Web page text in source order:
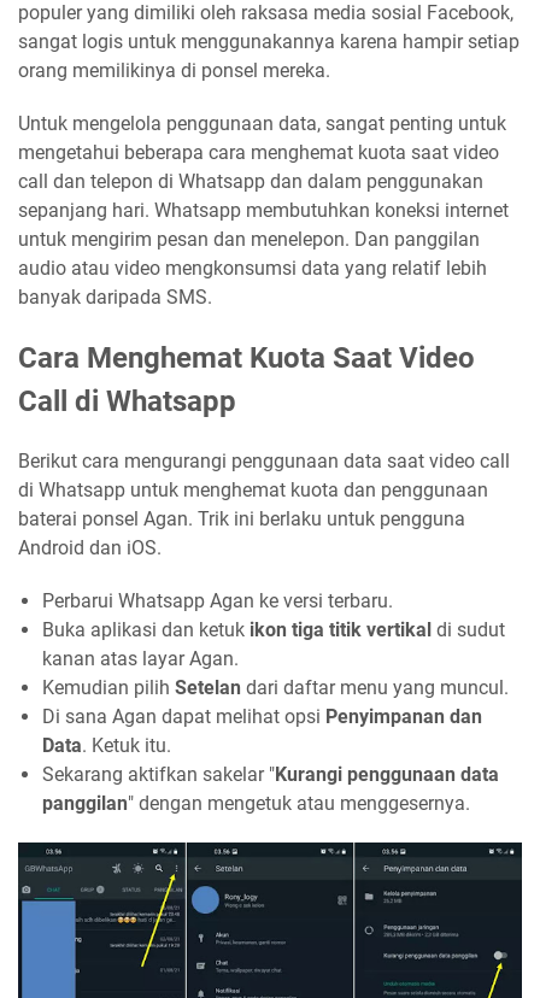
populer yang dimiliki oleh raksasa media sosial Facebook,
sangat logis untuk menggunakannya karena hampir setiap
orang memilikinya di ponsel mereka.
Untuk mengelola penggunaan data, sangat penting untuk
mengetahui beberapa cara menghemat kuota saat video
call dan telepon di Whatsapp dan dalam penggunakan
sepanjang hari. Whatsapp membutuhkan koneksi internet
untuk mengirim pesan dan menelepon. Dan panggilan
audio atau video mengkonsumsi data yang relatif lebih
banyak daripada SMS.
Cara Menghemat Kuota Saat Video
Call di Whatsapp
Berikut cara mengurangi penggunaan data saat video call
di Whatsapp untuk menghemat kuota dan penggunaan
baterai ponsel Agan. Trik ini berlaku untuk pengguna
Android dan iOS.
Perbarui Whatsapp Agan ke versi terbaru.
Buka aplikasi dan ketuk ikon tiga titik vertikal di sudut
kanan atas layar Agan.
Kemudian pilih Setelan dari daftar menu yang muncul.
Di sana Agan dapat melihat opsi Penyimpanan dan
Data. Ketuk itu.
Sekarang aktifkan sakelar "Kurangi penggunaan data
panggilan" dengan mengetuk atau menggesernya.